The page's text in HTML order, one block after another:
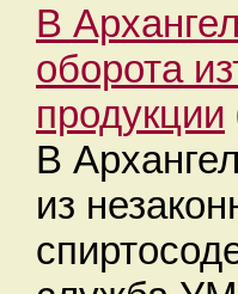
В
оборота
продукции
В
из